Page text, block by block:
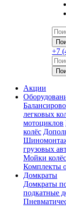
+7
Акции
легковых
мотоциклов
колёс
грузовых
Мойки колёс
Комплекты
Домкраты
Домкраты
подкатные